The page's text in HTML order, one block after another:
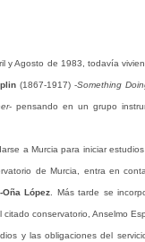
y Agosto de 1983, todavía
(1867-1917) -Something
- pensando en un grupo
a Murcia para iniciar
de Murcia, entra en
Oña López . Más tarde se
citado conservatorio, Anselmo
y las obligaciones del